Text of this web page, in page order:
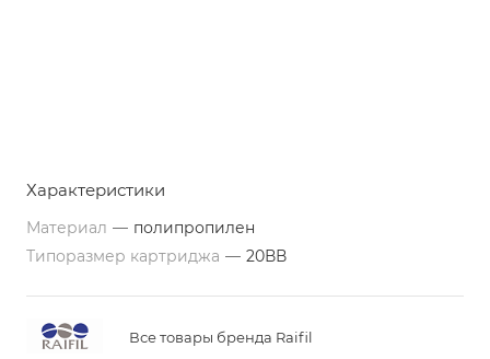
Характеристики
Материал — полипропилен
Типоразмер картриджа — 20ВВ
Все товары бренда Raifil